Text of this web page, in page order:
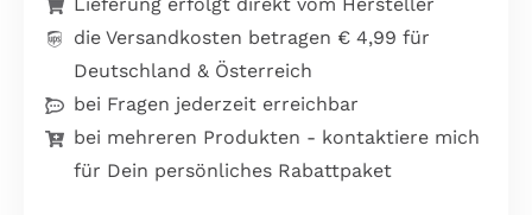
Lieferung erfolgt direkt vom Hersteller
die Versandkosten betragen € 4,99 für
Deutschland & Österreich
bei Fragen jederzeit erreichbar
bei mehreren Produkten - kontaktiere mich
für Dein persönliches Rabattpaket